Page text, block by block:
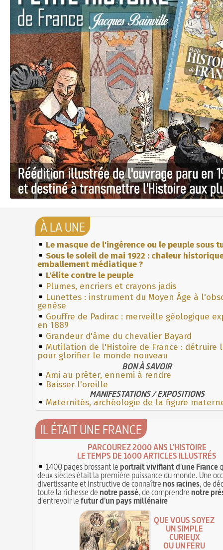
À LA UNE
Le masque de l'ingérence ou le peuple sous
Sous le soleil de mai 1922 : chaleur
emballement médiatique ?
L'élite contre le peuple
Plumes, encriers et crayons jadis
Lunettes : instrument du Moyen Âge à
genèse
Gouffre de Padirac : merveille géologique
en 1889
Grandeur d'âme du chevalier Bayard
Mutilation de l'Histoire de France : détruire
pour glorifier le monde nouveau
BON À SAVOIR
Ami au prêter, ennemi à rendre
Baisser l'oreille
MANIFESTATIONS / EXPOSITIONS
Maternités, archéologie de la figure
IL ÉTAIT UNE FRANCE
PARCOUREZ 2000 ANS L'HISTOIRE
LE TEMPS DE 1600 ARTICLES ILLUSTRÉS
1400 pages brossant leportrait vivifiant d'une France
deux siècles était la première puissance du monde. Une
divertissante et instructive de connaîtrenos racines, de
toute la richesse denotre passé, de comprendrenotre
d'entrevoir lefutur d'un pays millénaire
QUE VOUS SOYEZ
UN SIMPLE
CURIEUX
OU UN FÉRU